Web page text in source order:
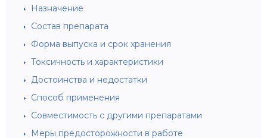
Назначение
Состав препарата
Форма выпуска и срок хранения
Токсичность и характеристики
Достоинства и недостатки
Способ применения
Совместимость с другими препаратами
Меры предосторожности в работе